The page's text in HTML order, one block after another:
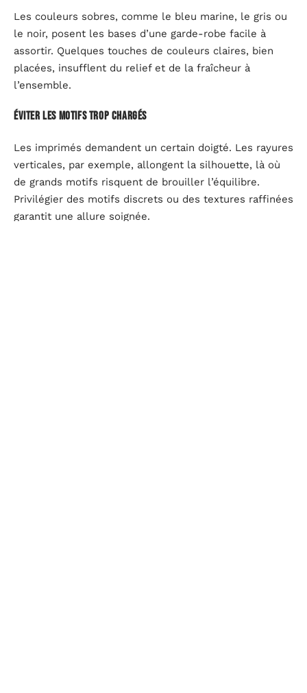
Les couleurs sobres, comme le bleu marine, le gris ou
le noir, posent les bases d’une garde-robe facile à
assortir. Quelques touches de couleurs claires, bien
placées, insufflent du relief et de la fraîcheur à
l’ensemble.
Éviter les motifs trop chargés
Les imprimés demandent un certain doigté. Les rayures
verticales, par exemple, allongent la silhouette, là où
de grands motifs risquent de brouiller l’équilibre.
Privilégier des motifs discrets ou des textures raffinées
garantit une allure soignée.